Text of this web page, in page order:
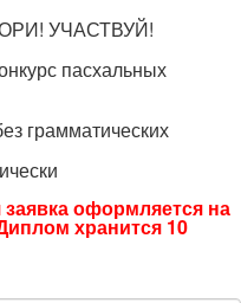
УЧАСТВУЙ!
пасхальных
грамматических
оформляется на
хранится 10